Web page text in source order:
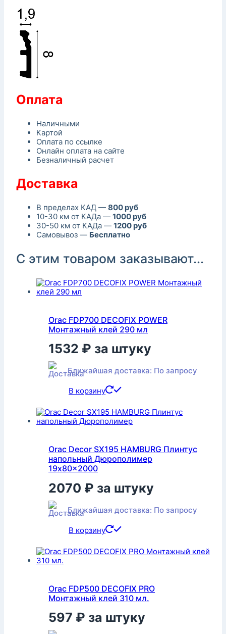
Оплата
Наличными
Картой
Оплата по ссылке
Онлайн оплата на сайте
Безналичный расчет
Доставка
В пределах КАД — 800 руб
10-30 км от КАДа — 1000 руб
30-50 км от КАДа — 1200 руб
Самовывоз — Бесплатно
С этим товаром заказывают...
Orac FDP700 DECOFIX POWER
Монтажный клей 290 мл
1532 ₽ за штуку
Ближайшая доставка: По запросу
В корзину
Orac Decor SX195 HAMBURG Плинтус
напольный Дюрополимер
19x80x2000
2070 ₽ за штуку
Ближайшая доставка: По запросу
В корзину
Orac FDP500 DECOFIX PRO
Монтажный клей 310 мл.
597 ₽ за штуку